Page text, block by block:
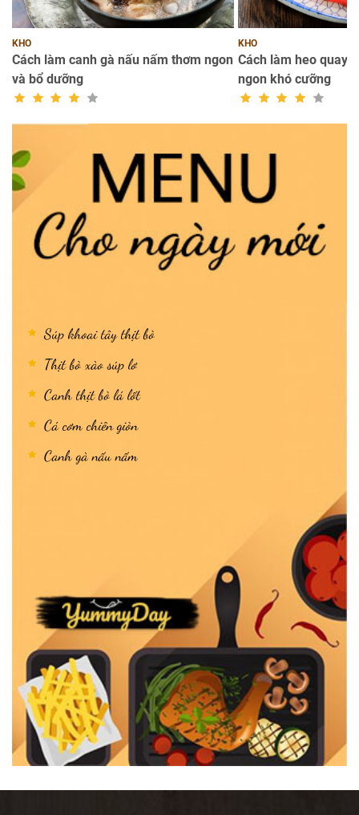
KHO
Cách làm canh gà nấu nấm thơm ngon
và bổ dưỡng
KHO
Cách làm heo quay
ngon khó cưỡng
Súp khoai tây thịt bò
Thịt bò xào súp lơ
Canh thịt bò lá lốt
Cá cơm chiên giòn
Canh gà nấu nấm